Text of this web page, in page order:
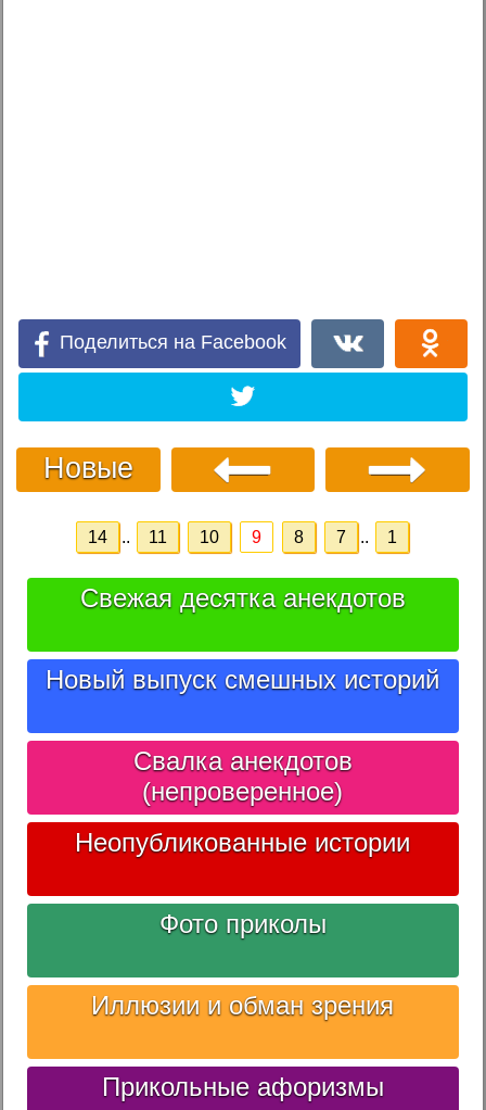
Поделиться на Facebook
Новые
14 .. 11 10 9 8 7 .. 1
Свежая десятка анекдотов
Новый выпуск смешных историй
Свалка анекдотов
(непроверенное)
Неопубликованные истории
Фото приколы
Иллюзии и обман зрения
Прикольные афоризмы